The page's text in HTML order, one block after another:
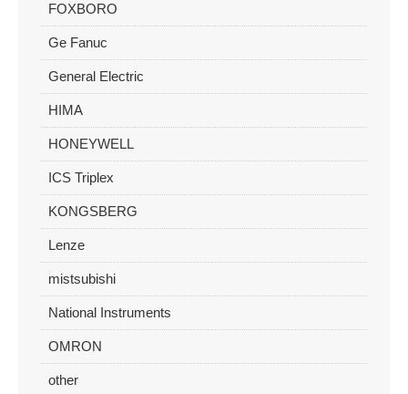
FOXBORO
Ge Fanuc
General Electric
HIMA
HONEYWELL
ICS Triplex
KONGSBERG
Lenze
mistsubishi
National Instruments
OMRON
other